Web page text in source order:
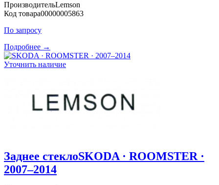
ПроизводительLemson
Код товара00000005863
По запросу
Подробнее →
Уточнить наличие
Заднее стеклоSKODA · ROOMSTER ·
2007–2014